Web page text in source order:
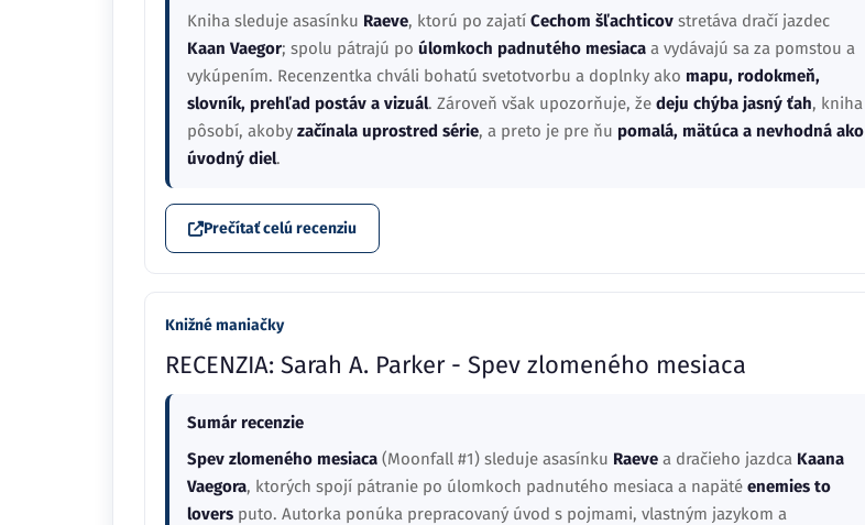
Kniha sleduje asasínku Raeve, ktorú po zajatí Cechom šľachticov stretáva dračí jazdec
Kaan Vaegor; spolu pátrajú po úlomkoch padnutého mesiaca a vydávajú sa za pomstou a
vykúpením. Recenzentka chváli bohatú svetotvorbu a doplnky ako mapu, rodokmeň,
slovník, prehľad postáv a vizuál. Zároveň však upozorňuje, že deju chýba jasný ťah, kniha
pôsobí, akoby začínala uprostred série, a preto je pre ňu pomalá, mätúca a nevhodná ako
úvodný diel.
Prečítať celú recenziu
Knižné maniačky
RECENZIA: Sarah A. Parker - Spev zlomeného mesiaca
Sumár recenzie
Spev zlomeného mesiaca (Moonfall #1) sleduje asasínku Raeve a dračieho jazdca Kaana
Vaegora, ktorých spojí pátranie po úlomkoch padnutého mesiaca a napäté enemies to
lovers puto. Autorka ponúka prepracovaný úvod s pojmami, vlastným jazykom a